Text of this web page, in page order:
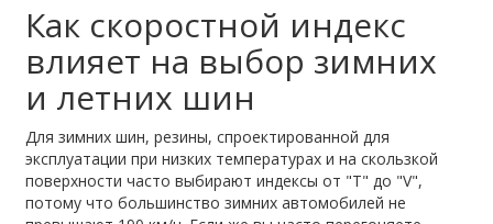
Как скоростной индекс
влияет на выбор зимних
и летних шин
Длязимних шин,резины, спроектированной для
эксплуатации при низких температурах и на скользкой
поверхности часто выбирают индексы от "T" до "V",
потому что большинство зимних автомобилей не